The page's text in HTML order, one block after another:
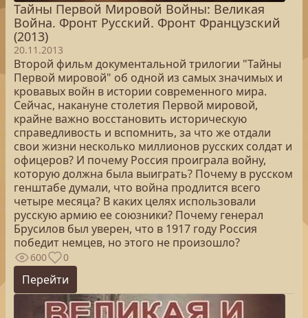
Тайны Первой Мировой Войны: Великая
Война. Фронт Русский. Фронт Французский
(2013)
20.11.2013
Второй фильм документальной трилогии "Тайны
Первой мировой" об одной из самых значимых и
кровавых войн в истории современного мира.
Сейчас, накануне столетия Первой мировой,
крайне важно восстановить историческую
справедливость и вспомнить, за что же отдали
свои жизни несколько миллионов русских солдат и
офицеров? И почему Россия проиграла войну,
которую должна была выиграть? Почему в русском
генштабе думали, что война продлится всего
четыре месяца? В каких целях использовали
русскую армию ее союзники? Почему генерал
Брусилов был уверен, что в 1917 году Россия
победит немцев, но этого не произошло?
600 0
Перейти